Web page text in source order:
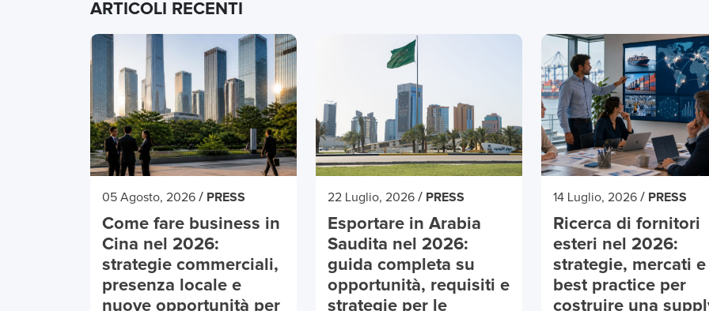
ARTICOLI RECENTI
05 Agosto, 2026 / PRESS
Come fare business in
Cina nel 2026:
strategie commerciali,
presenza locale e
nuove opportunità per
22 Luglio, 2026/ PRESS
Esportare in Arabia
Saudita nel 2026:
guida completa su
opportunità, requisiti e
strategie per le
14 Luglio, 2026/ PRESS
Ricerca di fornitori
esteri nel 2026:
strategie, mercati e
best practice per
costruire una